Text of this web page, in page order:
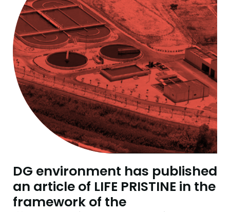
DG environment has published
an article of LIFE PRISTINE in the
framework of the